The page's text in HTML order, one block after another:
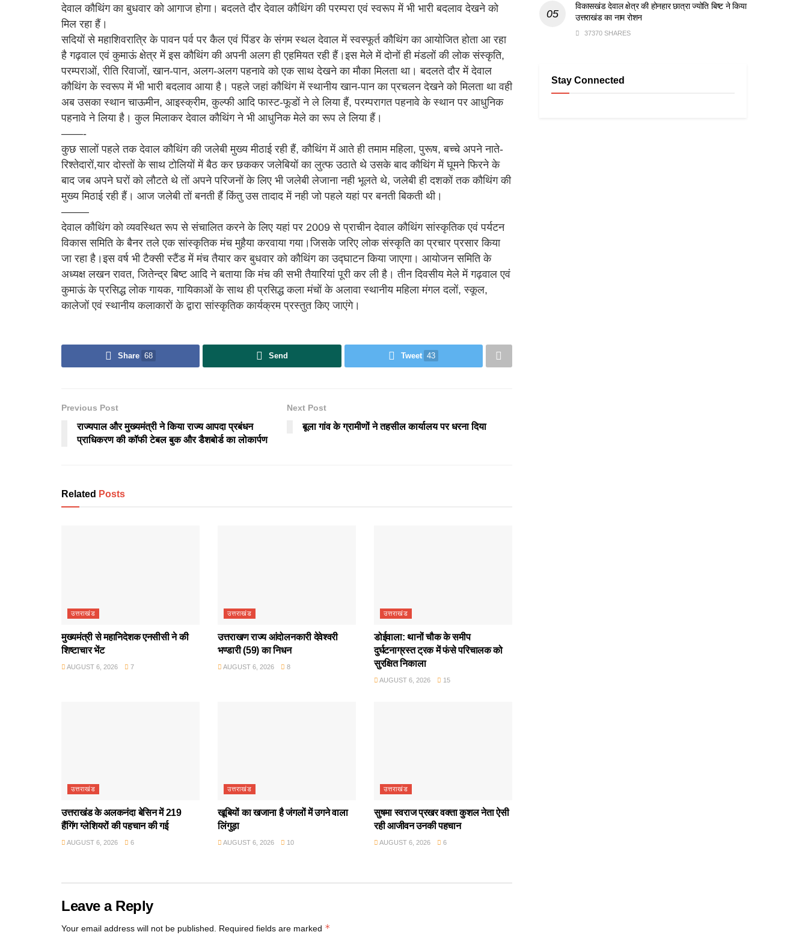
देवाल कौथिंग का बुधवार को आगाज होगा। बदलते दौर देवाल कौथिंग की परम्परा एवं स्वरूप में भी भारी बदलाव देखने को
मिल रहा हैं।
सदियों से महाशिवरात्रि के पावन पर्व पर कैल एवं पिंडर के संगम स्थल देवाल में स्वस्फूर्त कौथिंग का आयोजित होता आ रहा
है गढ़वाल एवं कुमाऊं क्षेत्र में इस कौथिंग की अपनी अलग ही एहमियत रही हैं।इस मेले में दोनों ही मंडलों की लोक संस्कृति,
परम्पराओं, रीति रिवाजों, खान-पान, अलग-अलग पहनावे को एक साथ देखने का मौका मिलता था। बदलते दौर में देवाल
कौथिंग के स्वरूप में भी भारी बदलाव आया है। पहले जहां कौथिंग में स्थानीय खान-पान का प्रचलन देखने को मिलता था वही
अब उसका स्थान चाऊमीन, आइस्क्रीम, कुल्फी आदि फास्ट-फूडों ने ले लिया हैं, परम्परागत पहनावे के स्थान पर आधुनिक
पहनावे ने लिया है। कुल मिलाकर देवाल कौथिंग ने भी आधुनिक मेले का रूप ले लिया हैं।
——-
कुछ सालों पहले तक देवाल कौथिंग की जलेबी मुख्य मीठाई रही हैं, कौथिंग में आते ही तमाम महिला, पुरूष, बच्चे अपने नाते-
रिश्तेदारों,यार दोस्तों के साथ टोलियों में बैठ कर छककर जलेबियों का लुत्फ उठाते थे उसके बाद कौथिंग में घूमने फिरने के
बाद जब अपने घरों को लौटते थे तों अपने परिजनों के लिए भी जलेबी लेजाना नही भूलते थे, जलेबी ही दशकों तक कौथिंग की
मुख्य मिठाई रही हैं। आज जलेबी तों बनती हैं किंतु उस तादाद में नही जो पहले यहां पर बनती बिकती थी।
——–
देवाल कौथिंग को व्यवस्थित रूप से संचालित करने के लिए यहां पर 2009 से प्राचीन देवाल कौथिंग सांस्कृतिक एवं पर्यटन
विकास समिति के बैनर तले एक सांस्कृतिक मंच मुहैया करवाया गया।जिसके जरिए लोक संस्कृति का प्रचार प्रसार किया
जा रहा है।इस वर्ष भी टैक्सी स्टैंड में मंच तैयार कर बुधवार को कौथिंग का उद्घाटन किया जाएगा। आयोजन समिति के
अध्यक्ष लखन रावत, जितेन्द्र बिष्ट आदि ने बताया कि मंच की सभी तैयारियां पूरी कर ली है। तीन दिवसीय मेले में गढ़वाल एवं
कुमाऊं के प्रसिद्ध लोक गायक, गायिकाओं के साथ ही प्रसिद्ध कला मंचों के अलावा स्थानीय महिला मंगल दलों, स्कूल,
कालेजों एवं स्थानीय कलाकारों के द्वारा सांस्कृतिक कार्यक्रम प्रस्तुत किए जाएंगे।
Share 68 Send Tweet 43
Previous Post
राज्यपाल और मुख्यमंत्री ने किया राज्य आपदा प्रबंधन
प्राधिकरण की कॉफी टेबल बुक और डैशबोर्ड का लोकार्पण
Next Post
बूला गांव के ग्रामीणों ने तहसील कार्यालय पर धरना दिया
Related Posts
उत्तराखंड
मुख्यमंत्री से महानिदेशक एनसीसी ने की
शिष्टाचार भेंट
AUGUST 6, 2026 7
उत्तराखंड
उत्तराखण राज्य आंदोलनकारी देवेश्वरी
भण्डारी (59) का निधन
AUGUST 6, 2026 8
उत्तराखंड
डोईवाला: थानों चौक के समीप
दुर्घटनाग्रस्त ट्रक में फंसे परिचालक को
सुरक्षित निकाला
AUGUST 6, 2026 15
उत्तराखंड
उत्तराखंड के अलकनंदा बेसिन में 219
हैंगिंग ग्लेशियरों की पहचान की गई
AUGUST 6, 2026 6
उत्तराखंड
खूबियों का खजाना है जंगलों में उगने वाला
लिंगुड़ा
AUGUST 6, 2026 10
उत्तराखंड
सुषमा स्वराज प्रखर वक्ता कुशल नेता ऐसी
रही आजीवन उनकी पहचान
AUGUST 6, 2026 6
Leave a Reply
Your email address will not be published. Required fields are marked *
विकासखंड देवाल क्षेत्र की होनहार छात्रा ज्योति बिष्ट ने किया
उत्तराखंड का नाम रोशन
37370 SHARES
Stay Connected